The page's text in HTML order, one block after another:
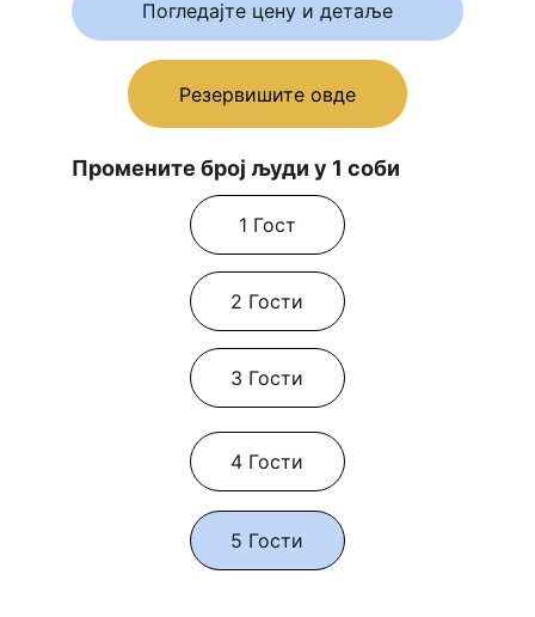
Погледајте цену и детаље
Резервишите овде
Промените број људи у 1 соби
1 Гост
5 Гости
2 Гости
3 Гости
4 Гости